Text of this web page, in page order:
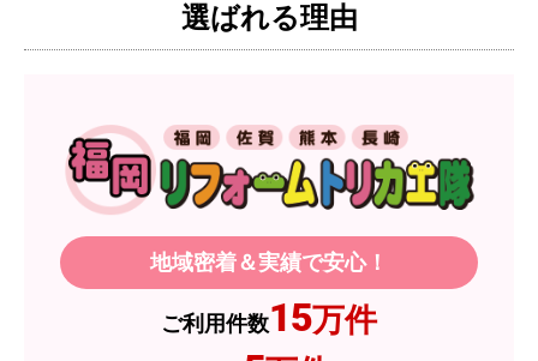
あったので購入いたしました。
【その他感想・コメント】
製品価格もですが、設置や保証なども充実してい
るので、今後も頼りになるショップの一つです。
2026年7月3日 19:01
選ばれる理由
地域密着＆実績で安心！
ご利用件数15万件